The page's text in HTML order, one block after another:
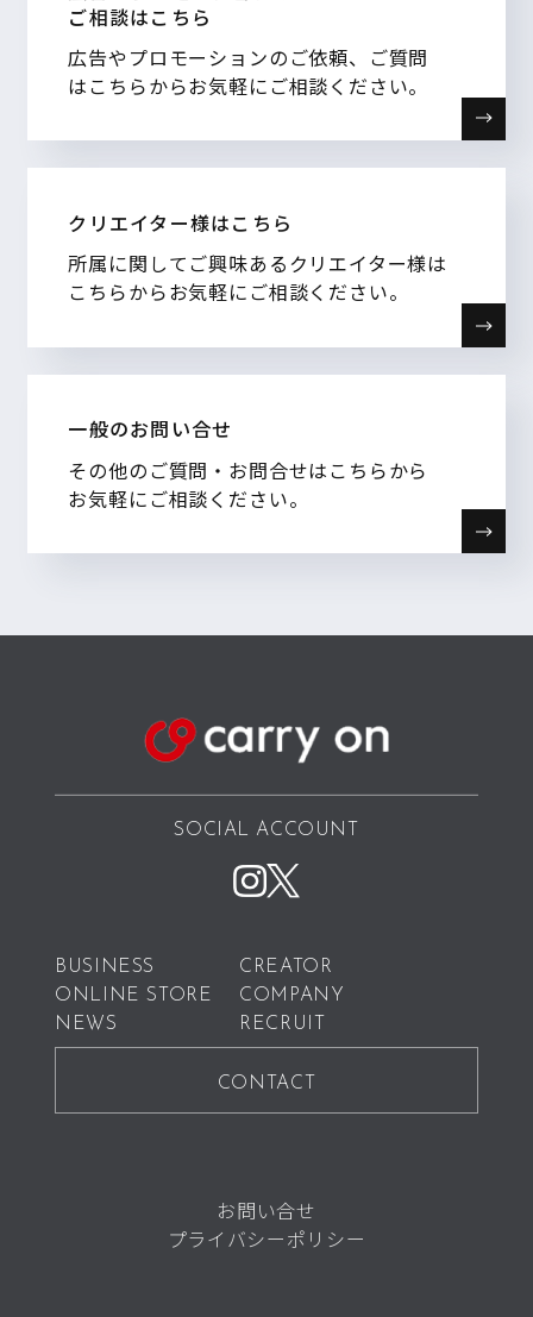
ご相談はこちら
広告やプロモーションのご依頼、ご質問
はこちらからお気軽にご相談ください。
クリエイター様はこちら
所属に関してご興味あるクリエイター様は
こちらからお気軽にご相談ください。
一般のお問い合せ
その他のご質問・お問合せはこちらから
お気軽にご相談ください。
SOCIAL ACCOUNT
BUSINESS
CREATOR
ONLINE STORE
COMPANY
NEWS
RECRUIT
CONTACT
お問い合せ
プライバシーポリシー